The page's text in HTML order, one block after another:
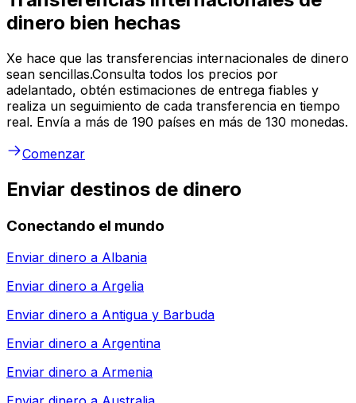
dinero bien hechas
Xe hace que las transferencias internacionales de dinero
sean sencillas.Consulta todos los precios por
adelantado, obtén estimaciones de entrega fiables y
realiza un seguimiento de cada transferencia en tiempo
real. Envía a más de 190 países en más de 130 monedas.
Comenzar
Enviar destinos de dinero
Conectando el mundo
Enviar dinero a Albania
Enviar dinero a Argelia
Enviar dinero a Antigua y Barbuda
Enviar dinero a Argentina
Enviar dinero a Armenia